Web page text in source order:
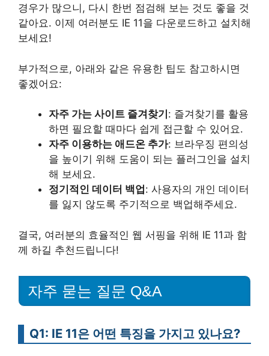
경우가 많으니, 다시 한번 점검해 보는 것도 좋을 것
같아요. 이제 여러분도 IE 11을 다운로드하고 설치해
보세요!
부가적으로, 아래와 같은 유용한 팁도 참고하시면
좋겠어요:
자주 가는 사이트 즐겨찾기 : 즐겨찾기를 활용
하면 필요할 때마다 쉽게 접근할 수 있어요.
자주 이용하는 애드온 추가: 브라우징 편의성
을 높이기 위해 도움이 되는 플러그인을 설치
해 보세요.
정기적인 데이터 백업 : 사용자의 개인 데이터
를 잃지 않도록 주기적으로 백업해주세요.
결국, 여러분의 효율적인 웹 서핑을 위해 IE 11과 함
께 하길 추천드립니다!
자주 묻는 질문 Q&A
Q1: IE 11은 어떤 특징을 가지고 있나요?